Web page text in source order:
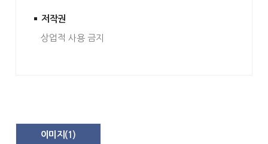
저작권
상업적 사용 금지
이미지( 1 )